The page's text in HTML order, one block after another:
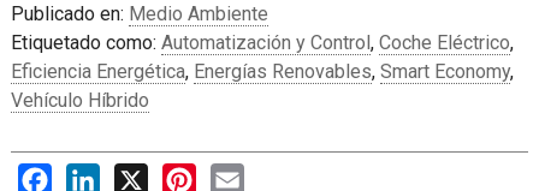
Publicado en: Medio Ambiente
Etiquetado como: Automatización y Control, Coche Eléctrico,
Eficiencia Energética, Energías Renovables, Smart Economy,
Vehículo Híbrido
FacebookLinkedIn
X PinterestEmail